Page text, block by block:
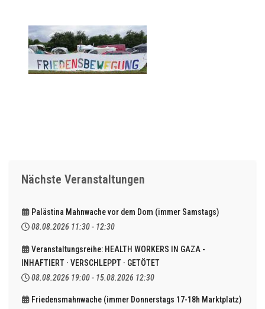
Nächste Veranstaltungen
Palästina Mahnwache vor dem Dom (immer Samstags)
08.08.2026 11:30 - 12:30
Veranstaltungsreihe: HEALTH WORKERS IN GAZA -
INHAFTIERT · VERSCHLEPPT · GETÖTET
08.08.2026 19:00 - 15.08.2026 12:30
Friedensmahnwache (immer Donnerstags 17-18h Marktplatz)